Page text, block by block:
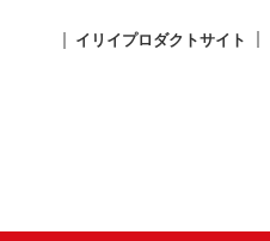
イリイプロダクトサイト